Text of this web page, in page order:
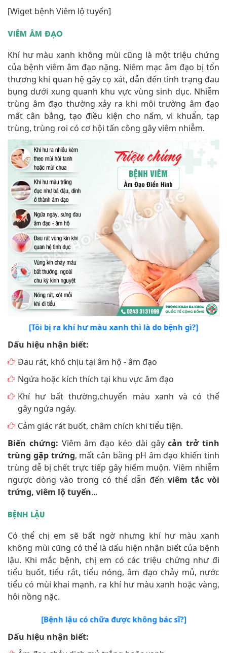
[Wiget bệnh Viêm lộ tuyến]
VIÊM ÂM ĐẠO
Khí hư màu xanh không mùi cũng là một triệu chứng
của bệnh viêm âm đạo nặng. Niêm mạc âm đạo bị tổn
thương khi quan hệ gây cọ xát, dẫn đến tình trạng đau
bụng dưới xung quanh khu vực vùng sinh dục. Nhiễm
trùng âm đạo thường xảy ra khi môi trường âm đạo
mất cân bằng, tạo điều kiện cho nấm, vi khuẩn, tạp
trùng, trùng roi có cơ hội tấn công gây viêm nhiễm.
[Tôi bị ra khí hư màu xanh thì là do bệnh gì?]
Dấu hiệu nhận biết:
Đau rát, khó chịu tại âm hộ - âm đạo
Ngứa hoặc kích thích tại khu vực âm đạo
Khí hư bất thường,chuyển màu xanh và có thể
gây ngứa ngáy.
Cảm giác rát buốt, châm chích khi tiểu tiện.
Biến chứng: Viêm âm đạo kéo dài gâycản trở tinh
trùng gặp trứng, mất cân bằng pH âm đạo khiến tinh
trùng dễ bị chết trực tiếp gây hiếm muộn. Viêm nhiễm
ngược dòng vào trong có thể dẫn đến viêm tắc vòi
trứng, viêm lộ tuyến…
BỆNH LẬU
Có thể chị em sẽ bất ngờ nhưng khí hư màu xanh
không mùi cũng có thể là dấu hiện nhận biết của bệnh
lậu. Khi mắc bệnh, chị em có các triệu chứng như đi
tiểu buốt, tiểu rắt, tiểu nóng, âm đạo chảy mủ, nước
tiểu có mùi khai mạnh, ra khí hư màu xanh hoặc vàng,
hôi nồng nặc.
[Bệnh lậu có chữa được không bác sĩ?]
Dấu hiệu nhận biết: